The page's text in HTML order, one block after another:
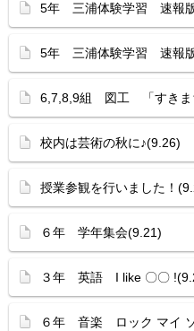
5年 三浦体験学習 速報
5年 三浦体験学習 速報
6,7,8,9組 図工 「すきま
校内は芸術の秋に♪(9.26)
授業参観を行いました！
６年 学年集会(9.21)
３年 英語 I like 〇〇
６年 音楽 ロック マイ